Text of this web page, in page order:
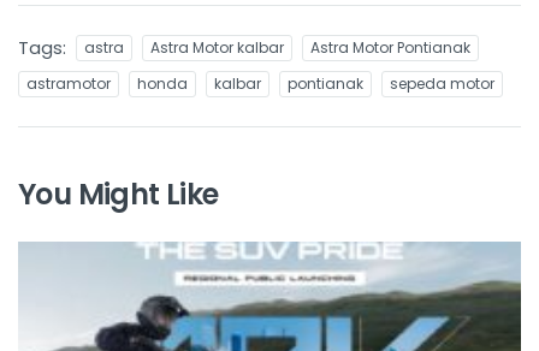
Tags: astra Astra Motor kalbar
Astra Motor Pontianak
astramotor
honda kalbar pontianak sepeda motor
You Might Like